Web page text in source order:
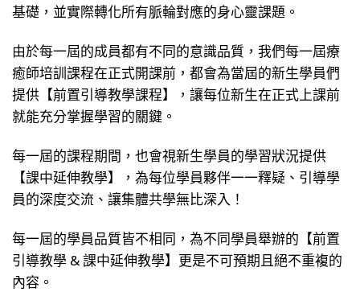
基礎，並實際轉化所有脈輪對應的身心靈課題。
由於每一屆的成員都有不同的意識品質，我們每一屆療
癒師培訓課程在正式開課前，都會為當屆的新生學員們
提供【前置引導教學課程】，讓每位新生在正式上課前
就能充分掌握學習的關鍵。
每一屆的課程期間，也會視新生學員的學習狀況提供
【課中延伸教學】，為每位學員夥伴一一釋疑、引導學
員的深度交流、讓集體共學無比深入！
每一屆的學員品質皆不相同，為不同學員舉辦的【前置
引導教學 & 課中延伸教學】更是不可預期且絕不重複的
內容。